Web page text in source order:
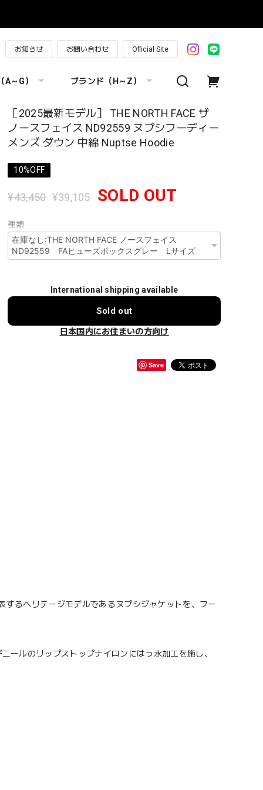
お知らせ お問い合わせ Official Site
A～G） ブランド（H～Z）
［2025最新モデル］ THE NORTH FACE ザ
ノースフェイス ND92559 ヌプシフーディー
メンズ ダウン 中綿 Nuptse Hoodie
10%OFF
¥43,450 ¥39,105 SOLD OUT
種類
International shipping available
Sold out
日本国内にお住まいの方向け
Save
するヘリテージモデルであるヌプシジャケットを、フー
ールのリップストップナイロンにはっ水加工を施し、